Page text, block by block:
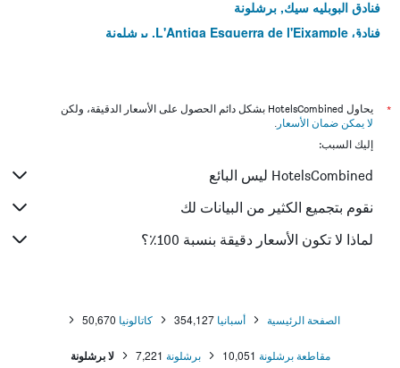
فنادق البوبليه سيك, برشلونة
فنادق L'Antiga Esquerra de l'Eixample, برشلونة
فنادق El Camp d'en Grassot i Gracia Nova, برشلونة
فنادق La Sagrera, برشلونة
فنادق Sagrada Familia, برشلونة
فنادق Eixample, برشلونة
فنادق Horta-Guinardo, برشلونة
*
يحاول HotelsCombined بشكل دائم الحصول على الأسعار الدقيقة، ولكن
لا يمكن ضمان الأسعار .
إليك السبب:
HotelsCombined ليس البائع
نقوم بتجميع الكثير من البيانات لك
لماذا لا تكون الأسعار دقيقة بنسبة 100٪؟
الصفحة الرئيسية أسبانيا 354,127 كاتالونيا 50,670
مقاطعة برشلونة 10,051 برشلونة 7,221 لا برشلونة